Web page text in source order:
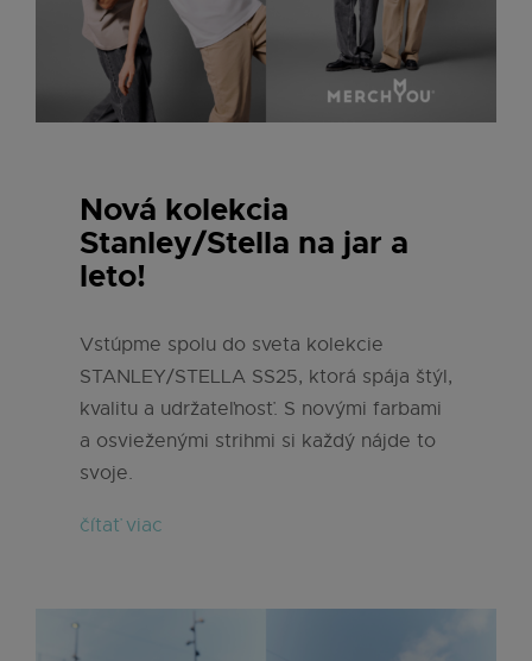
Nová kolekcia
Stanley/Stella na jar a
leto!
Vstúpme spolu do sveta kolekcie
STANLEY/STELLA SS25, ktorá spája štýl,
kvalitu a udržateľnosť. S novými farbami
a osvieženými strihmi si každý nájde to
svoje.
čítať viac